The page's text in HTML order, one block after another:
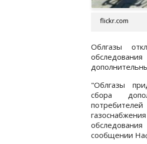
flickr.com
Облгазы
"Облгазы
сбора
сообщении